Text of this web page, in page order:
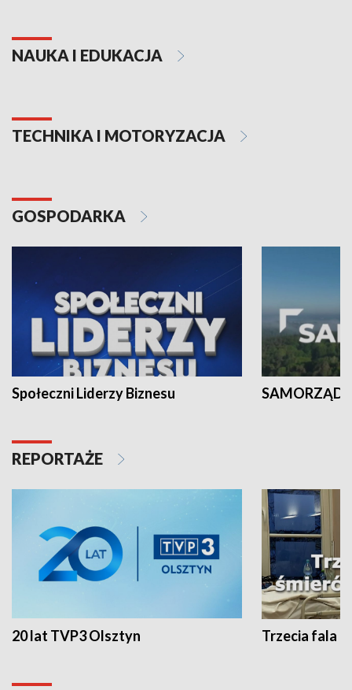
NAUKA I EDUKACJA
TECHNIKA I MOTORYZACJA
GOSPODARKA
Społeczni Liderzy Biznesu SAMORZĄD
REPORTAŻE
20 lat TVP3 Olsztyn Trzecia fala -